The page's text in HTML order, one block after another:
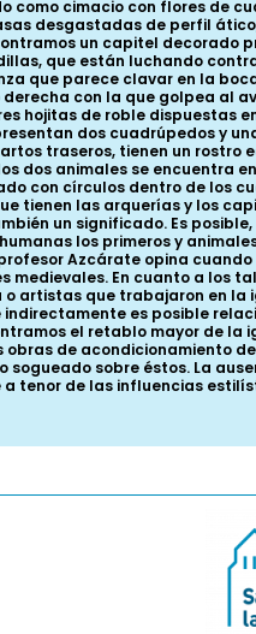
como cimacio con flores de
desgastadas de perfil
un capitel decorado
que están luchando
que parece clavar en la
con la que golpea al
hojitas de roble dispuestas
dos cuadrúpedos y
traseros, tienen un rostro
dos animales se encuentra
con círculos dentro de los
tienen las arquerías y los
un significado. Es
los primeros y
Azcárate opina
En cuanto a los
artistas que trabajaron en la
es posible
el retablo mayor de la
obras de acondicionamiento
sobre éstos. La
tenor de las influencias